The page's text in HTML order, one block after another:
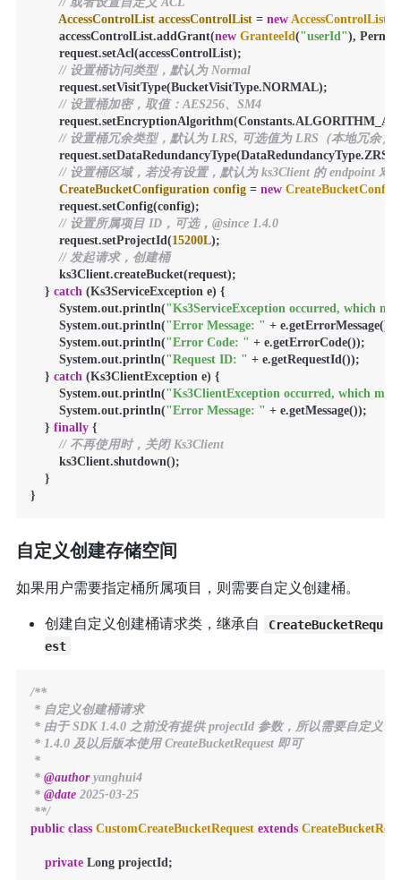
AccessControlList accessControlList = new AccessControlList
        accessControlList.addGrant(
new GranteeId("userId"),
        request.setAcl(accessControlList);
// 设置桶访问类型，默认为 Normal
        request.setVisitType(BucketVisitType.NORMAL);
// 设置桶加密，取值：AES256、SM4
// 设置桶冗余类型，默认为 LRS, 可选值为 LRS（本地冗余）,
        request.setDataRedundancyType(DataRedundancyType.ZRS);
// 设置桶区域，若没有设置，默认为 ks3Client 的 endpoint 对
CreateBucketConfiguration config = new
        request.setConfig(config);
// 设置所属项目 ID，可选，@since 1.4.0
        request.setProjectId(
15200L);
// 发起请求，创建桶
        ks3Client.createBucket(request);
    }
catch (Ks3ServiceException e) {
        System.out.println(
"Ks3ServiceException occurred, which
        System.out.println(
"Error Message: " + e.getErrorMessage());
        System.out.println(
"Error Code: " + e.getErrorCode());
        System.out.println(
"Request ID: " + e.getRequestId());
    }
catch (Ks3ClientException e) {
        System.out.println(
"Ks3ClientException occurred, which
        System.out.println(
"Error Message: " + e.getMessage());
    }
finally {
// 不再使用时，关闭 Ks3Client
        ks3Client.shutdown();
    }
}
自定义创建存储空间
如果用户需要指定桶所属项目，则需要自定义创建桶。
创建自定义创建桶请求类，继承自
CreateBucketRequ
est
/**
* 自定义创建桶请求
* 由于 SDK 1.4.0 之前没有提供 projectId 参数，所以需要自定义一
* 1.4.0 及以后版本使用 CreateBucketRequest 即可
*
* @author yanghui4
* @date 2025-03-25
**/
public class CustomCreateBucketRequest extends
private Long projectId;